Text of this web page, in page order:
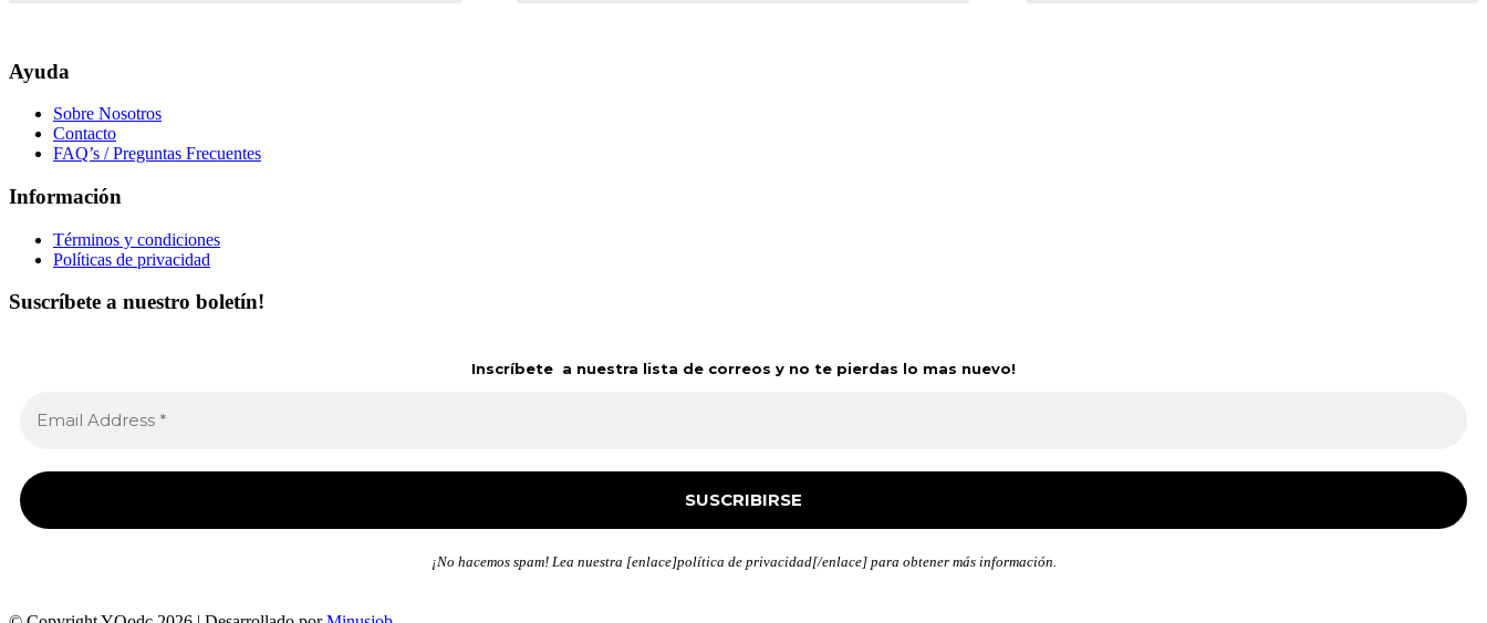
Ayuda
Sobre Nosotros
Contacto
FAQ’s / Preguntas Frecuentes
Información
Términos y condiciones
Políticas de privacidad
Suscríbete a nuestro boletín!
Inscríbete a nuestra lista de correos y no te pierdas lo mas nuevo!
¡No hacemos spam! Lea nuestra [enlace]política de privacidad[/enlace] para obtener más información.